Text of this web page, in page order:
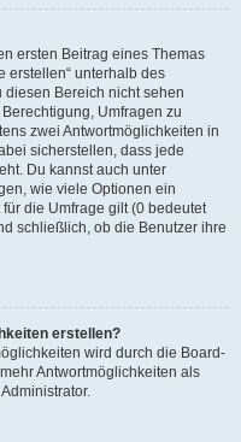
ersten Beitrag eines Themas
erstellen“ unterhalb des
diesen Bereich nicht sehen
Umfragen zu
zwei Antwortmöglichkeiten in
sicherstellen, dass jede
Du kannst auch unter
wie viele Optionen ein
die Umfrage gilt (0 bedeutet
schließlich, ob die Benutzer ihre
erstellen?
wird durch die Board-
Antwortmöglichkeiten als